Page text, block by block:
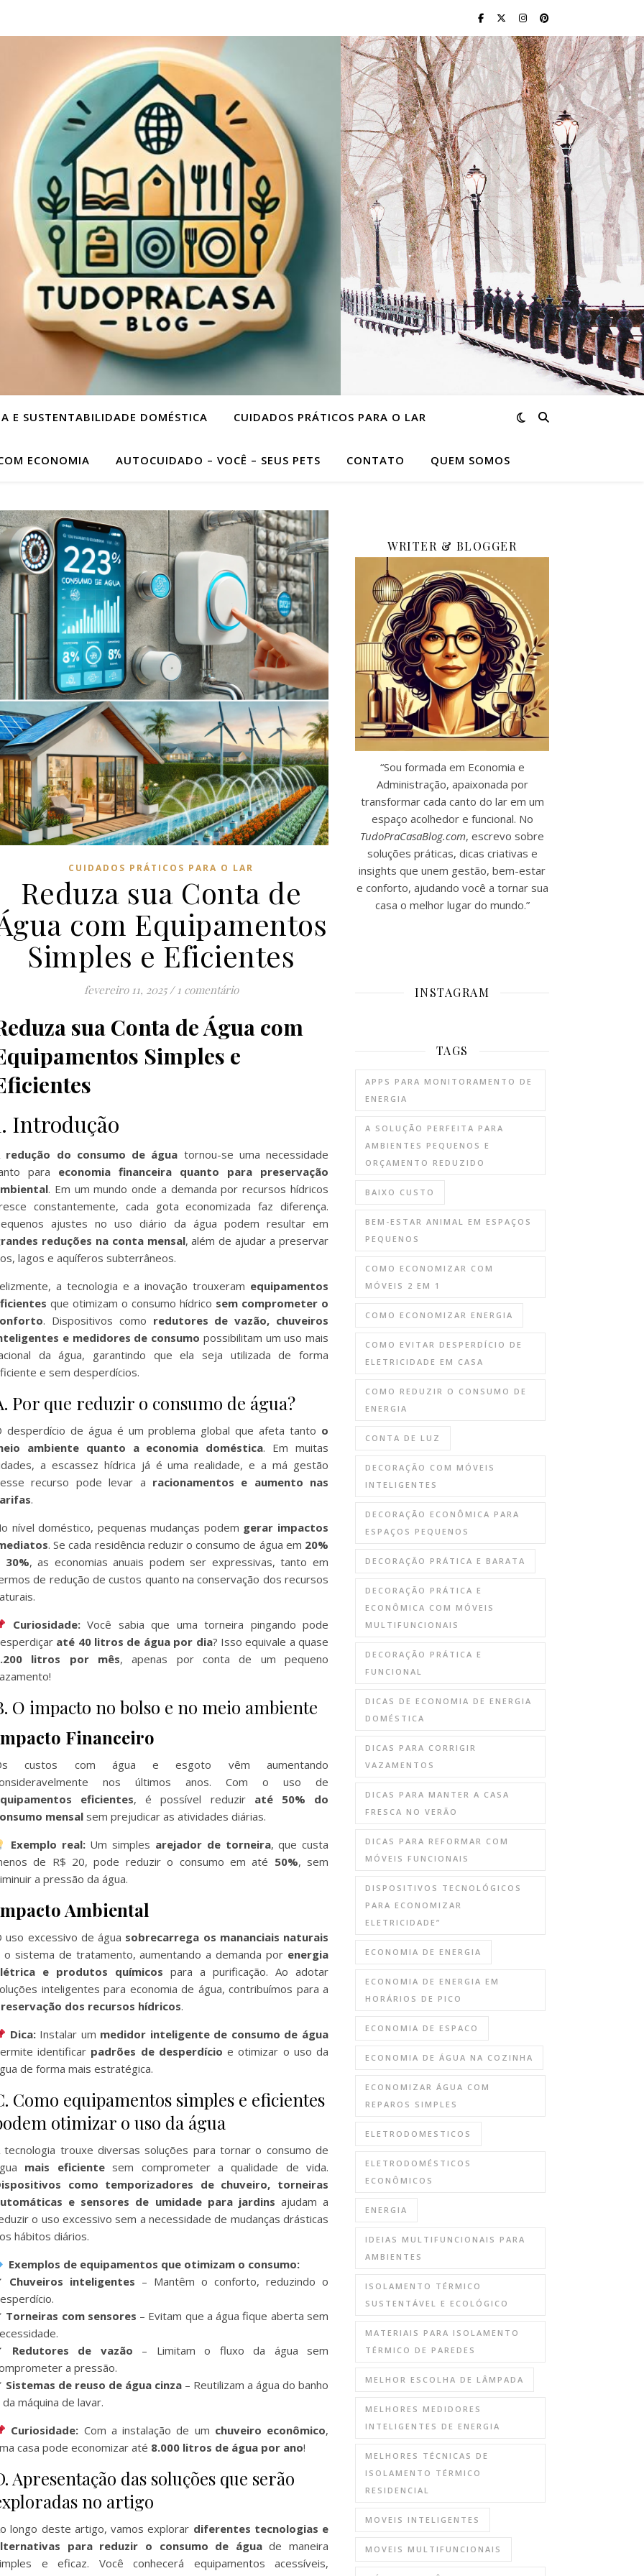
E SUSTENTABILIDADE DOMÉSTICA CUIDADOS PRÁTICOS PARA O LAR
ECONOMIA AUTOCUIDADO – VOCÊ – SEUS PETS CONTATO QUEM SOMOS
CUIDADOS PRÁTICOS PARA O LAR
Reduza sua Conta de
com Equipamentos
Simples e Eficientes
fevereiro 11, 2025 / 1 comentário
sua Conta de Água com
Simples e
Introdução
redução do consumo de água tornou-se uma necessidade
para economia financeira quanto para preservação
. Em um mundo onde a demanda por recursos hídricos
constantemente, cada gota economizada faz diferença.
ajustes no uso diário da água podem resultar em
reduções na conta mensal, além de ajudar a preservar
lagos e aquíferos subterrâneos.
a tecnologia e a inovação trouxeram equipamentos
que otimizam o consumo hídrico sem comprometer o
. Dispositivos como redutores de vazão, chuveiros
e medidores de consumo possibilitam um uso mais
da água, garantindo que ela seja utilizada de forma
e sem desperdícios.
Por que reduzir o consumo de água?
desperdício de água é um problema global que afeta tanto o
ambiente quanto a economia doméstica. Em muitas
a escassez hídrica já é uma realidade, e a má gestão
recurso pode levar a racionamentos e aumento nas
.
nível doméstico, pequenas mudanças podem gerar impactos
. Se cada residência reduzir o consumo de água em 20%
30%, as economias anuais podem ser expressivas, tanto em
de redução de custos quanto na conservação dos recursos
Curiosidade:Você sabia que uma torneira pingando pode
até 40 litros de água por dia? Isso equivale a quase
litros por mês, apenas por conta de um pequeno
O impacto no bolso e no meio ambiente
Financeiro
custos com água e esgoto vêm aumentando
nos últimos anos. Com o uso de
eficientes, é possível reduzir até 50% do
mensal sem prejudicar as atividades diárias.
Exemplo real:Um simples arejador de torneira, que custa
de R$ 20, pode reduzir o consumo em até 50%, sem
a pressão da água.
Ambiental
uso excessivo de água sobrecarrega os mananciais naturais
o sistema de tratamento, aumentando a demanda por energia
e produtos químicos para a purificação. Ao adotar
inteligentes para economia de água, contribuímos para a
dos recursos hídricos.
Dica:Instalar um medidor inteligente de consumo de água
identificar padrões de desperdício e otimizar o uso da
de forma mais estratégica.
Como equipamentos simples e eficientes
otimizar o uso da água
tecnologia trouxe diversas soluções para tornar o consumo de
mais eficientesem comprometer a qualidade de vida.
como temporizadores de chuveiro, torneiras
e sensores de umidade para jardins ajudam a
o uso excessivo sem a necessidade de mudanças drásticas
hábitos diários.
Exemplos de equipamentos que otimizam o consumo:
Chuveiros inteligentes – Mantêm o conforto, reduzindo o
Torneiras com sensores – Evitam que a água fique aberta sem
Redutores de vazão – Limitam o fluxo da água sem
a pressão.
Sistemas de reuso de água cinza – Reutilizam a água do banho
da máquina de lavar.
Curiosidade: Com a instalação de um chuveiro econômico,
casa pode economizar até 8.000 litros de água por ano!
Apresentação das soluções que serão
no artigo
longo deste artigo, vamos explorar diferentes tecnologias e
para reduzir o consumo de águade maneira
e eficaz. Você conhecerá equipamentos acessíveis,
WRITER & BLOGGER
“Sou formada em Economia e
Administração, apaixonada por
transformar cada canto do lar em um
espaço acolhedor e funcional. No
TudoPraCasaBlog.com, escrevo sobre
soluções práticas, dicas criativas e
insights que unem gestão, bem-estar
e conforto, ajudando você a tornar sua
casa o melhor lugar do mundo.”
INSTAGRAM
TAGS
APPS PARA MONITORAMENTO DE
ENERGIA
A SOLUÇÃO PERFEITA PARA
AMBIENTES PEQUENOS E
ORÇAMENTO REDUZIDO
BAIXO CUSTO
BEM-ESTAR ANIMAL EM ESPAÇOS
PEQUENOS
COMO ECONOMIZAR COM
MÓVEIS 2 EM 1
COMO ECONOMIZAR ENERGIA
COMO EVITAR DESPERDÍCIO DE
ELETRICIDADE EM CASA
COMO REDUZIR O CONSUMO DE
ENERGIA
CONTA DE LUZ
DECORAÇÃO COM MÓVEIS
INTELIGENTES
DECORAÇÃO ECONÔMICA PARA
ESPAÇOS PEQUENOS
DECORAÇÃO PRÁTICA E BARATA
DECORAÇÃO PRÁTICA E
ECONÔMICA COM MÓVEIS
MULTIFUNCIONAIS
DECORAÇÃO PRÁTICA E
FUNCIONAL
DICAS DE ECONOMIA DE ENERGIA
DOMÉSTICA
DICAS PARA CORRIGIR
VAZAMENTOS
DICAS PARA MANTER A CASA
FRESCA NO VERÃO
DICAS PARA REFORMAR COM
MÓVEIS FUNCIONAIS
DISPOSITIVOS TECNOLÓGICOS
PARA ECONOMIZAR
ELETRICIDADE”
ECONOMIA DE ENERGIA
ECONOMIA DE ENERGIA EM
HORÁRIOS DE PICO
ECONOMIA DE ESPACO
ECONOMIA DE ÁGUA NA COZINHA
ECONOMIZAR ÁGUA COM
REPAROS SIMPLES
ELETRODOMESTICOS
ELETRODOMÉSTICOS
ECONÔMICOS
ENERGIA
IDEIAS MULTIFUNCIONAIS PARA
AMBIENTES
ISOLAMENTO TÉRMICO
SUSTENTÁVEL E ECOLÓGICO
MATERIAIS PARA ISOLAMENTO
TÉRMICO DE PAREDES
MELHOR ESCOLHA DE LÂMPADA
MELHORES MEDIDORES
INTELIGENTES DE ENERGIA
MELHORES TÉCNICAS DE
ISOLAMENTO TÉRMICO
RESIDENCIAL
MOVEIS INTELIGENTES
MOVEIS MULTIFUNCIONAIS